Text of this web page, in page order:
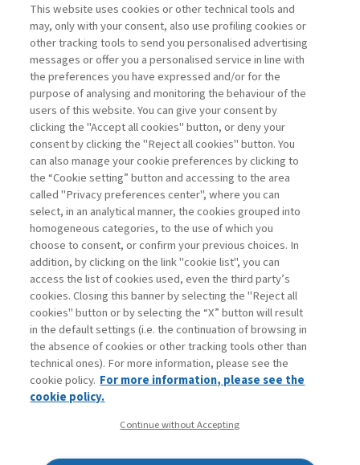
Sampietro Marco
Project
Management -
III edizione
ARCHIVIO
Contatti
Abbonamenti
Archivio rubriche
Privacy
Dichiarazione di accessibilità
This website uses cookies or other technical tools and
may, only with your consent, also use profiling cookies or
other tracking tools to send you personalised advertising
messages or offer you a personalised service in line with
the preferences you have expressed and/or for the
purpose of analysing and monitoring the behaviour of the
users of this website. You can give your consent by
clicking the "Accept all cookies" button, or deny your
consent by clicking the "Reject all cookies" button. You
can also manage your cookie preferences by clicking to
the “Cookie setting” button and accessing to the area
called "Privacy preferences center", where you can
select, in an analytical manner, the cookies grouped into
homogeneous categories, to the use of which you
choose to consent, or confirm your previous choices. In
addition, by clicking on the link "cookie list", you can
access the list of cookies used, even the third party’s
cookies. Closing this banner by selecting the "Reject all
cookies" button or by selecting the “X” button will result
in the default settings (i.e. the continuation of browsing in
the absence of cookies or other tracking tools other than
technical ones). For more information, please see the
cookie policy. For more information, please see the
cookie policy.
Continue without Accepting